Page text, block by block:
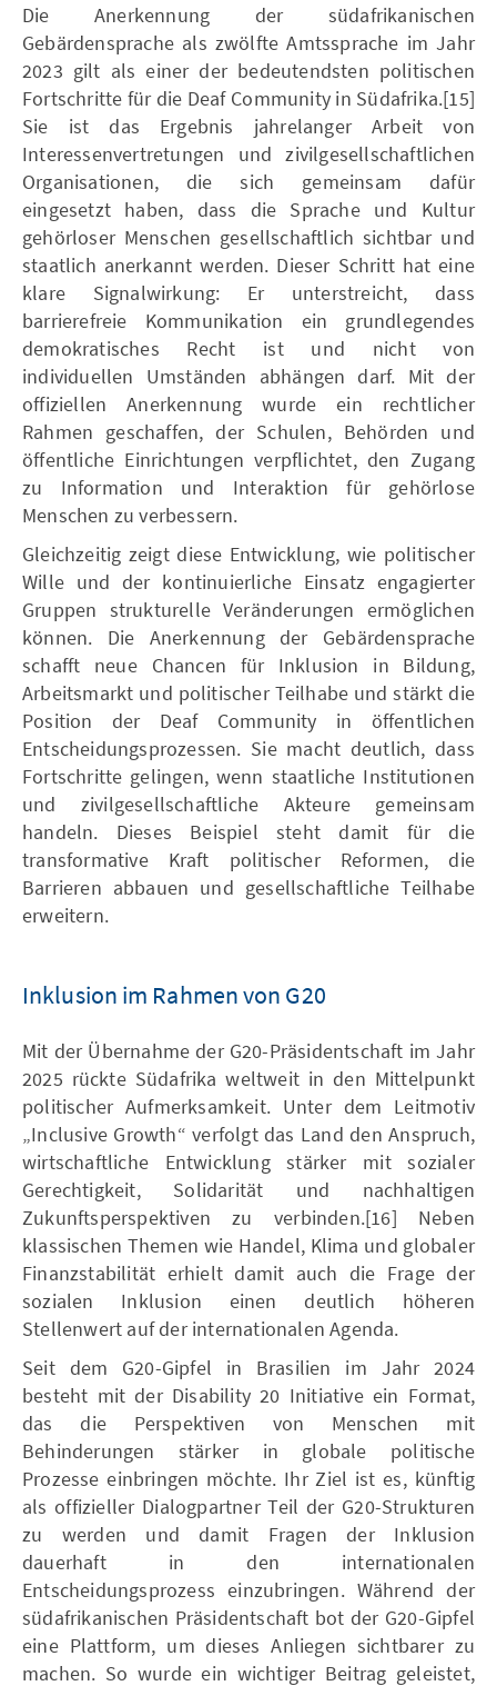
Die Anerkennung der südafrikanischen
Gebärdensprache als zwölfte Amtssprache im Jahr
2023 gilt als einer der bedeutendsten politischen
Fortschritte für die Deaf Community in Südafrika.[15]
Sie ist das Ergebnis jahrelanger Arbeit von
Interessenvertretungen und zivilgesellschaftlichen
Organisationen, die sich gemeinsam dafür
eingesetzt haben, dass die Sprache und Kultur
gehörloser Menschen gesellschaftlich sichtbar und
staatlich anerkannt werden. Dieser Schritt hat eine
klare Signalwirkung: Er unterstreicht, dass
barrierefreie Kommunikation ein grundlegendes
demokratisches Recht ist und nicht von
individuellen Umständen abhängen darf. Mit der
offiziellen Anerkennung wurde ein rechtlicher
Rahmen geschaffen, der Schulen, Behörden und
öffentliche Einrichtungen verpflichtet, den Zugang
zu Information und Interaktion für gehörlose
Menschen zu verbessern.
Gleichzeitig zeigt diese Entwicklung, wie politischer
Wille und der kontinuierliche Einsatz engagierter
Gruppen strukturelle Veränderungen ermöglichen
können. Die Anerkennung der Gebärdensprache
schafft neue Chancen für Inklusion in Bildung,
Arbeitsmarkt und politischer Teilhabe und stärkt die
Position der Deaf Community in öffentlichen
Entscheidungsprozessen. Sie macht deutlich, dass
Fortschritte gelingen, wenn staatliche Institutionen
und zivilgesellschaftliche Akteure gemeinsam
handeln. Dieses Beispiel steht damit für die
transformative Kraft politischer Reformen, die
Barrieren abbauen und gesellschaftliche Teilhabe
erweitern.
Inklusion im Rahmen von G20
Mit der Übernahme der G20-Präsidentschaft im Jahr
2025 rückte Südafrika weltweit in den Mittelpunkt
politischer Aufmerksamkeit. Unter dem Leitmotiv
„Inclusive Growth“ verfolgt das Land den Anspruch,
wirtschaftliche Entwicklung stärker mit sozialer
Gerechtigkeit, Solidarität und nachhaltigen
Zukunftsperspektiven zu verbinden.[16] Neben
klassischen Themen wie Handel, Klima und globaler
Finanzstabilität erhielt damit auch die Frage der
sozialen Inklusion einen deutlich höheren
Stellenwert auf der internationalen Agenda.
Seit dem G20-Gipfel in Brasilien im Jahr 2024
besteht mit der Disability 20 Initiative ein Format,
das die Perspektiven von Menschen mit
Behinderungen stärker in globale politische
Prozesse einbringen möchte. Ihr Ziel ist es, künftig
als offizieller Dialogpartner Teil der G20-Strukturen
zu werden und damit Fragen der Inklusion
dauerhaft in den internationalen
Entscheidungsprozess einzubringen. Während der
südafrikanischen Präsidentschaft bot der G20-Gipfel
eine Plattform, um dieses Anliegen sichtbarer zu
machen. So wurde ein wichtiger Beitrag geleistet,